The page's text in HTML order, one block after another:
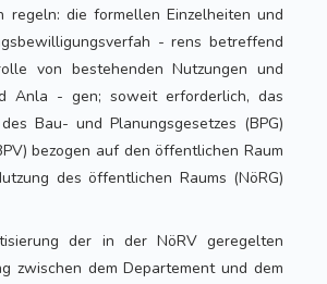
regeln: die formellen Einzelheiten und
- rens betreffend
von bestehenden Nutzungen und
Anla - gen; soweit erforderlich, das
Bau- und Planungsgesetzes (BPG)
bezogen auf den öffentlichen Raum
des öffentlichen Raums (NöRG)
der in der NöRV geregelten
zwischen dem Departement und dem